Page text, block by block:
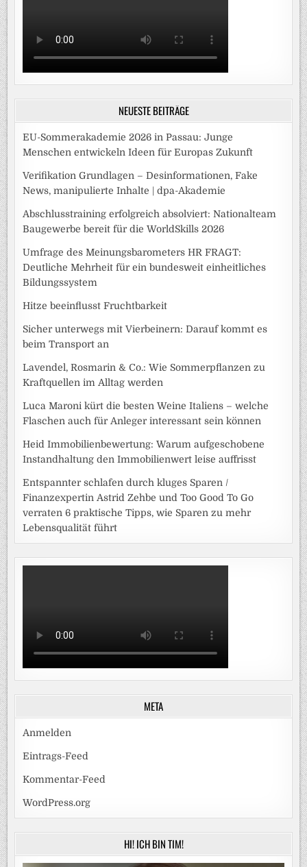
NEUESTE BEITRÄGE
EU-Sommerakademie 2026 in Passau: Junge
Menschen entwickeln Ideen für Europas Zukunft
Verifikation Grundlagen – Desinformationen, Fake
News, manipulierte Inhalte | dpa-Akademie
Abschlusstraining erfolgreich absolviert: Nationalteam
Baugewerbe bereit für die WorldSkills 2026
Umfrage des Meinungsbarometers HR FRAGT:
Deutliche Mehrheit für ein bundesweit einheitliches
Bildungssystem
Hitze beeinflusst Fruchtbarkeit
Sicher unterwegs mit Vierbeinern: Darauf kommt es
beim Transport an
Lavendel, Rosmarin & Co.: Wie Sommerpflanzen zu
Kraftquellen im Alltag werden
Luca Maroni kürt die besten Weine Italiens – welche
Flaschen auch für Anleger interessant sein können
Heid Immobilienbewertung: Warum aufgeschobene
Instandhaltung den Immobilienwert leise auffrisst
Entspannter schlafen durch kluges Sparen /
Finanzexpertin Astrid Zehbe und Too Good To Go
verraten 6 praktische Tipps, wie Sparen zu mehr
Lebensqualität führt
META
Anmelden
Eintrags-Feed
Kommentar-Feed
WordPress.org
HI! ICH BIN TIM!